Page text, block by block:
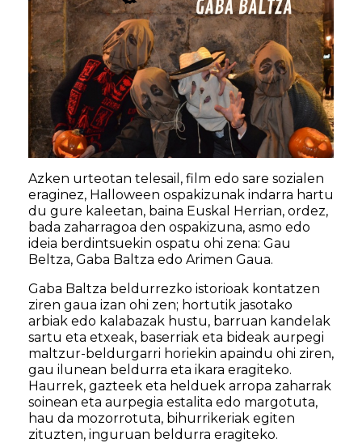
Azken urteotan telesail, film edo sare sozialen
eraginez, Halloween ospakizunak indarra hartu
du gure kaleetan, baina Euskal Herrian, ordez,
bada zaharragoa den ospakizuna, asmo edo
ideia berdintsuekin ospatu ohi zena: Gau
Beltza, Gaba Baltza edo Arimen Gaua.
Gaba Baltza beldurrezko istorioak kontatzen
ziren gaua izan ohi zen; hortutik jasotako
arbiak edo kalabazak hustu, barruan kandelak
sartu eta etxeak, baserriak eta bideak aurpegi
maltzur-beldurgarri horiekin apaindu ohi ziren,
gau ilunean beldurra eta ikara eragiteko.
Haurrek, gazteek eta helduek arropa zaharrak
soinean eta aurpegia estalita edo margotuta,
hau da mozorrotuta, bihurrikeriak egiten
zituzten, inguruan beldurra eragiteko.